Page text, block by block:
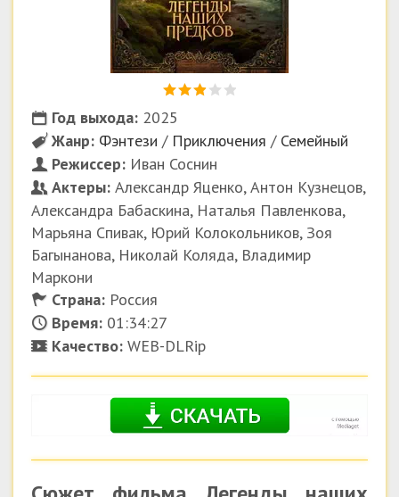
Год выхода: 2025
Жанр: Фэнтези / Приключения / Семейный
Режиссер: Иван Соснин
Актеры: Александр Яценко, Антон Кузнецов,
Александра Бабаскина, Наталья Павленкова,
Марьяна Спивак, Юрий Колокольников, Зоя
Багынанова, Николай Коляда, Владимир
Маркони
Страна: Россия
Время: 01:34:27
Качество: WEB-DLRip